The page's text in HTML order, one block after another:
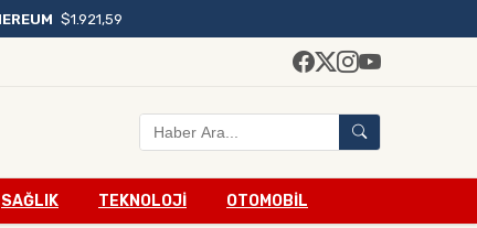
$1.921,59
SAĞLIK TEKNOLOJİ OTOMOBİL